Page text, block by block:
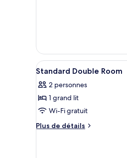
Afficher
toutes
les
photos
pour
ce
3
Standard Double Room
2 personnes
1 grand lit
Wi-Fi gratuit
Plus de détails
Plus